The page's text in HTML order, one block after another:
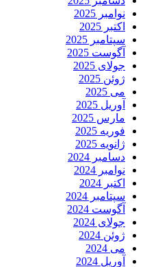
نوامبر 2025
اکتبر 2025
سپتامبر 2025
آگوست 2025
جولای 2025
ژوئن 2025
می 2025
آوریل 2025
مارس 2025
فوریه 2025
ژانویه 2025
دسامبر 2024
نوامبر 2024
اکتبر 2024
سپتامبر 2024
آگوست 2024
جولای 2024
ژوئن 2024
می 2024
آوریل 2024